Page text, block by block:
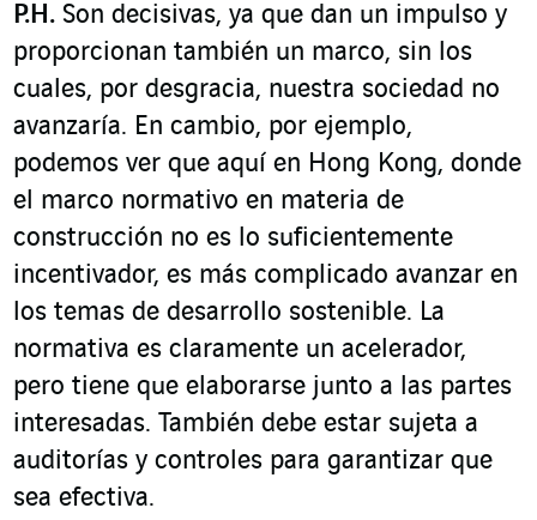
P.H. Son decisivas, ya que dan un impulso y
proporcionan también un marco, sin los
cuales, por desgracia, nuestra sociedad no
avanzaría. En cambio, por ejemplo,
podemos ver que aquí en Hong Kong, donde
el marco normativo en materia de
construcción no es lo suficientemente
incentivador, es más complicado avanzar en
los temas de desarrollo sostenible. La
normativa es claramente un acelerador,
pero tiene que elaborarse junto a las partes
interesadas. También debe estar sujeta a
auditorías y controles para garantizar que
sea efectiva.